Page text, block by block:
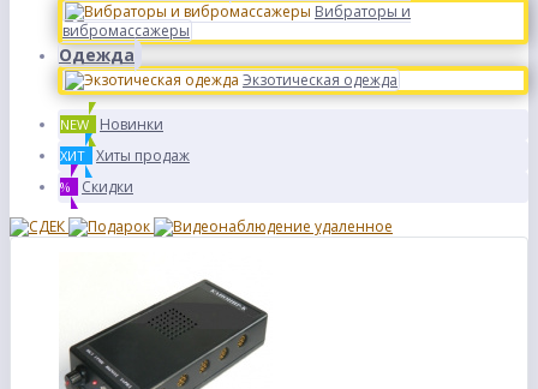
Вибраторы и
вибромассажеры
Одежда
Экзотическая одежда
NEW Новинки
ХИТ Хиты продаж
% Скидки